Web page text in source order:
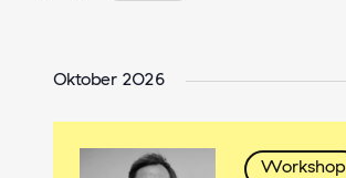
Oktober 2026
Workshop